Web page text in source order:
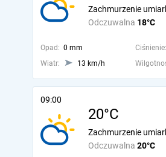
Odczuwalna 18°C
Zachmurzenie
Opad: 0 mm Ciśnienie:
Wiatr:
13 km/h
09:00
20°C
Odczuwalna 20°C
Zachmurzenie